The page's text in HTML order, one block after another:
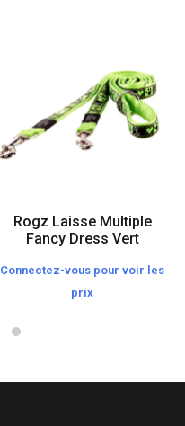
Rogz Laisse Multiple
Fancy Dress Vert
Connectez-vous pour voir les
prix